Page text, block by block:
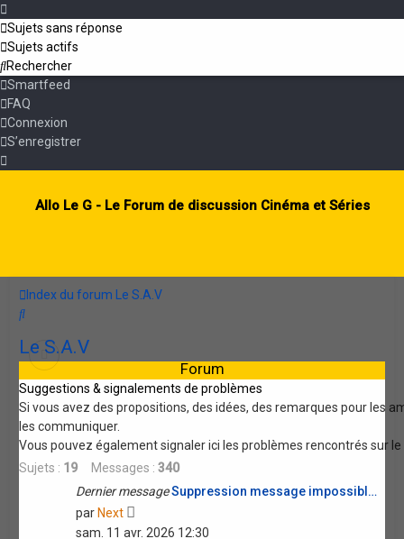
Sujets sans réponse
Sujets actifs
Rechercher
Smartfeed
FAQ
Connexion
S’enregistrer
Allo Le G - Le Forum de discussion Cinéma et Séries
Index du forum
Le S.A.V
Rechercher
Le S.A.V
Forum
Suggestions & signalements de problèmes
Si vous avez des propositions, des idées, des remarques pour les
les communiquer.
Vous pouvez également signaler ici les problèmes rencontrés sur
Sujets : 19 Messages :340
Dernier messageSuppression message impossibl…
parNext
le
sam. 11 avr. 2026 12:30